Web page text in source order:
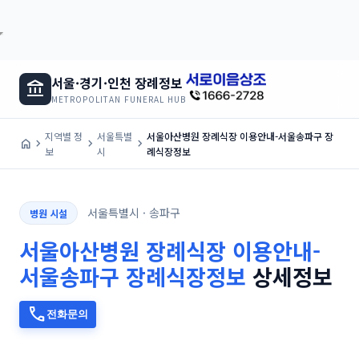
account_balance 서울·경기·인천 장례정보
METROPOLITAN FUNERAL HUB
home chevron_right 지역별 정
보
chevron_right 서울특별
시
chevron_right 서울아산병원 장례식장 이용안내-서울송파구 장
례식장정보
병원 시설 서울특별시 · 송파구
서울아산병원 장례식장 이용안내-
서울송파구 장례식장정보 상세정보
call 전화문의